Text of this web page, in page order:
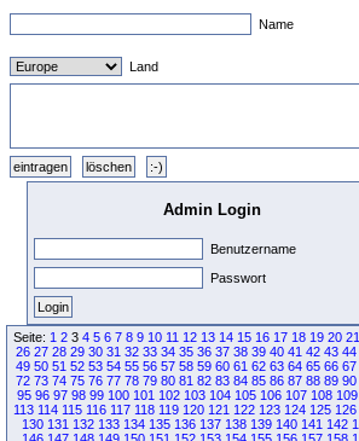
Name
Land
Admin Login
Benutzername
Passwort
Seite: 1 23 4 5 6 7 8 9 10 11 12 13 14 15 16 17 18 19 20 21
26 27 28 29 30 31 32 33 34 35 36 37 38 39 40 41 42 43 44
49 50 51 52 53 54 55 56 57 58 59 60 61 62 63 64 65 66 67
72 73 74 75 76 77 78 79 80 81 82 83 84 85 86 87 88 89 90
95 96 97 98 99 100 101 102 103 104 105 106 107 108 109
113 114 115 116 117 118 119 120 121 122 123 124 125 126
130 131 132 133 134 135 136 137 138 139 140 141 142